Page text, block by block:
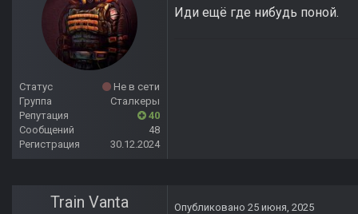
Статус
Не в сети
Группа
Сталкеры
Репутация
40
Сообщений
48
Регистрация
30.12.2024
Иди ещё где нибудь поной.
Train Vanta Опубликовано 25 июня, 2025